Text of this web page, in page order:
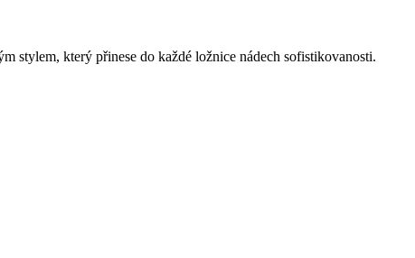
stylem, který přinese do každé ložnice nádech sofistikovanosti.